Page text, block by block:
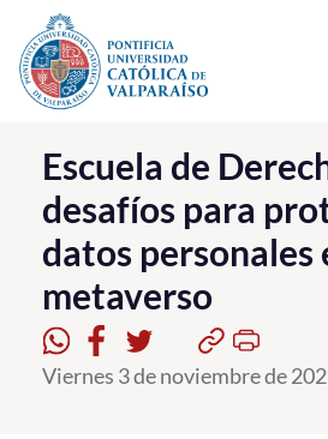
Click acá para ir directamente al
La Universidad
Investigación, Creación e
PUCV Internacional
Vinculación con el Medio
Admisión
Escuela de
desafíos para
datos personales
metaverso
Viernes 3 de noviembre de